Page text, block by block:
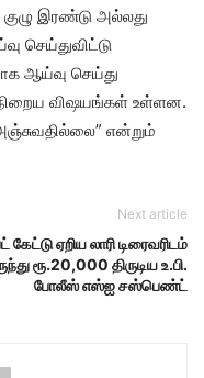
இரண்டு அல்லது
செய்துவிட்டு
ஆய்வு செய்து
விஷயங்கள் உள்ளன.
என்றும்
Next article
கேட்டு ஏறிய லாரி டிரைவரிடம்
ரூ.20,000 திருடிய உ.பி.
போலீஸ் எஸ்ஐ சஸ்பெண்ட்